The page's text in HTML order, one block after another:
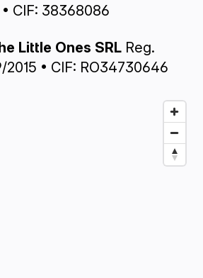
CIF: 38368086
Little Ones SRL Reg.
• CIF: RO34730646